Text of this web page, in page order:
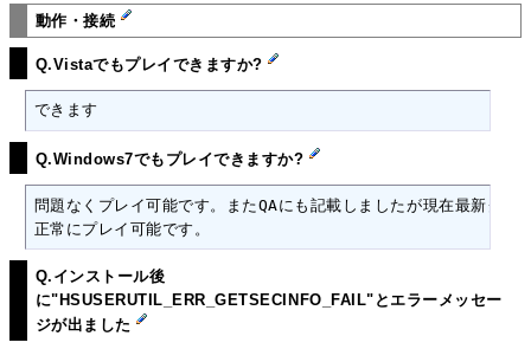
動作・接続
Q.Vistaでもプレイできますか?
できます
Q.Windows7でもプレイできますか?
問題なくプレイ可能です。またQAにも記載しましたが現在最新ク
正常にプレイ可能です。
Q.インストール後
に"HSUSERUTIL_ERR_GETSECINFO_FAIL"とエラーメッセー
ジが出ました